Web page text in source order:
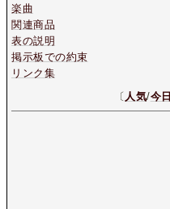
楽曲
関連商品
表の説明
掲示板での約束
リンク集
〔 人気/今